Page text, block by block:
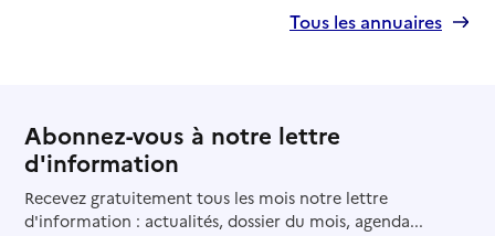
Tous les annuaires
Abonnez-vous à notre lettre
d'information
Recevez gratuitement tous les mois notre lettre
d'information : actualités, dossier du mois, agenda...